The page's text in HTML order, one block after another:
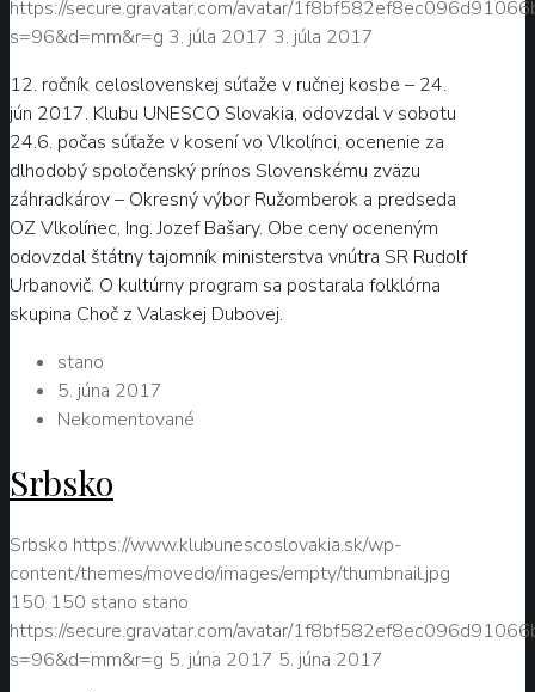
https://secure.gravatar.com/avatar/
s=96&d=mm&r=g 3. júla 2017 3. júla 2017
12. ročník celoslovenskej súťaže v ručnej kosbe – 24.
jún 2017. Klubu UNESCO Slovakia, odovzdal v sobotu
24.6. počas súťaže v kosení vo Vlkolínci, ocenenie za
dlhodobý spoločenský prínos Slovenskému zväzu
záhradkárov – Okresný výbor Ružomberok a predseda
OZ Vlkolínec, Ing. Jozef Bašary. Obe ceny oceneným
odovzdal štátny tajomník ministerstva vnútra SR Rudolf
Urbanovič. O kultúrny program sa postarala folklórna
skupina Choč z Valaskej Dubovej.
stano
5. júna 2017
Nekomentované
Srbsko
Srbsko https://www.klubunescoslovakia.sk/wp-
content/themes/movedo/images/empty/thumbnail.jpg
150 150 stano stano
https://secure.gravatar.com/avatar/
s=96&d=mm&r=g 5. júna 2017 5. júna 2017